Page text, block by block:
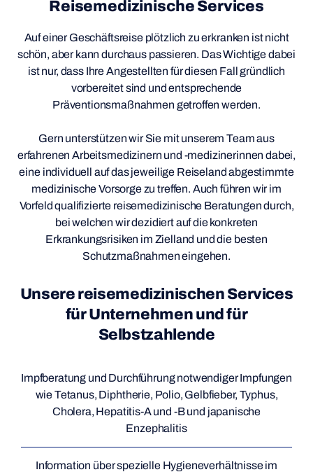
Reisemedizinische Services
Auf einer Geschäftsreise plötzlich zu erkranken ist nicht
schön, aber kann durchaus passieren. Das Wichtige dabei
ist nur, dass Ihre Angestellten für diesen Fall gründlich
vorbereitet sind und entsprechende
Präventionsmaßnahmen getroffen werden.
Gern unterstützen wir Sie mit unserem Team aus
erfahrenen Arbeitsmedizinern und -medizinerinnen dabei,
eine individuell auf das jeweilige Reiseland abgestimmte
medizinische Vorsorge zu treffen. Auch führen wir im
Vorfeld qualifizierte reisemedizinische Beratungen durch,
bei welchen wir dezidiert auf die konkreten
Erkrankungsrisiken im Zielland und die besten
Schutzmaßnahmen eingehen.
Unsere reisemedizinischen Services
für Unternehmen und für
Selbstzahlende
Impfberatung und Durchführung notwendiger Impfungen
wie Tetanus, Diphtherie, Polio, Gelbfieber, Typhus,
Cholera, Hepatitis-A und -B und japanische
Enzephalitis
Information über spezielle Hygieneverhältnisse im